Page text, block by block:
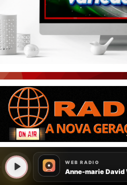
ÚLTIMAS POSTAGENS
BOAS NOTÍCIAS...VIRAM MANCHETE!
CEARÁ BRASIL NOTÍCIAS
CEARÁ BRASIL MUNDO 1
BRASIL DE FATO
NOTÍCIAS GERAIS
CONECTE-SE
REGISTO